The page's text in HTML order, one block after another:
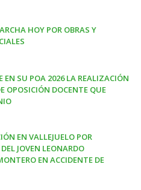
HOY POR OBRAS Y
EN SU POA 2026 LA REALIZACIÓN
OPOSICIÓN DOCENTE QUE
EN VALLEJUELO POR
JOVEN LEONARDO
EN ACCIDENTE DE